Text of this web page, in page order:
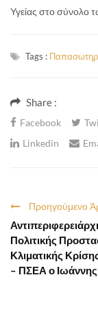
Υγείας στο σύνολο
Tags :
Share :
Facebook
Linkedin
Προηγούμενο
Πολιτικής
Κλιματικής
– ΠΣΕΑ ο Ιωάννης